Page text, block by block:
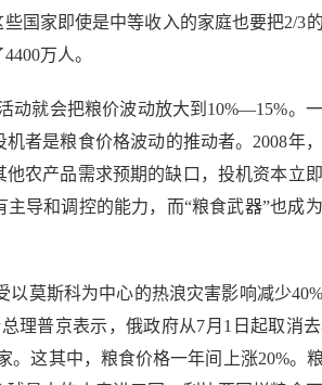
国家即使是中等收入的家庭也要把2/3
万人。
就会把粮价波动放大到10%―15%。
者是粮食价格波动的推动者。2008年
农产品需求预期的缺口，投机资本立
导和调控的能力，而“粮食武器”也成
莫斯科为中心的热浪灾害影响减少
理普京表示，俄政府从7月1日起取消
这其中，粮食价格一年间上涨20%。